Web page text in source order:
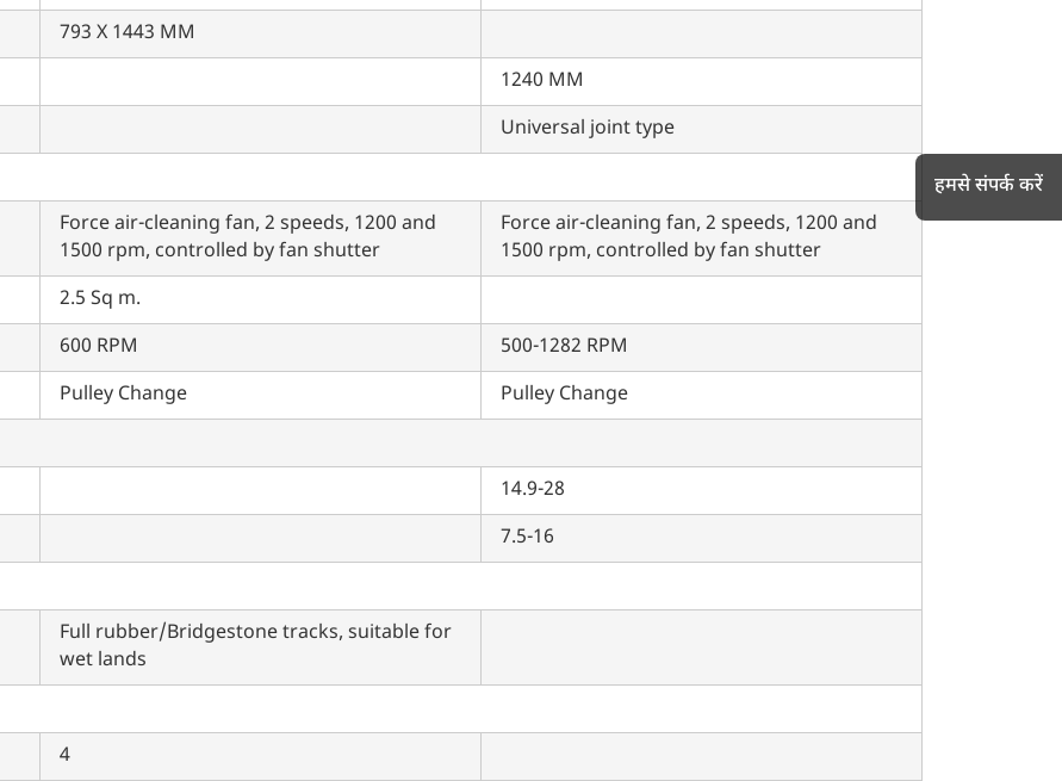
793 X 1443 MM
1240 MM
Universal joint type
Force air-cleaning fan, 2 speeds, 1200 and
1500 rpm, controlled by fan shutter
Force air-cleaning fan, 2 speeds, 1200 and
1500 rpm, controlled by fan shutter
2.5 Sq m.
600 RPM
500-1282 RPM
Pulley Change
Pulley Change
14.9-28
7.5-16
Full rubber/Bridgestone tracks, suitable for
wet lands
4
हमसे संपर्क करें
मोबाइल नंबर दर्ज करें* ओटीपी भेजें
Also interested in other loans
By registering here, I agree to TVS Credit ServicesTerms & Conditionsand
Privacy Policy. I authorize TVS Credit Services to share my Personal Data with
Third Parties for purposes outlined in Privacy Policy.
सबमिट